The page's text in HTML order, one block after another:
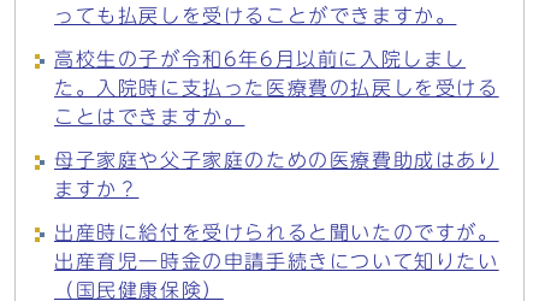
っても払戻しを受けることができますか。
高校生の子が令和6年6月以前に入院しまし
た。入院時に支払った医療費の払戻しを受ける
ことはできますか。
母子家庭や父子家庭のための医療費助成はあり
ますか？
出産時に給付を受けられると聞いたのですが。
出産育児一時金の申請手続きについて知りたい
（国民健康保険）